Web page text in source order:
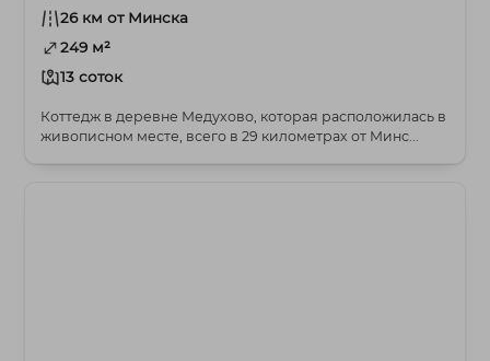
26 км от Минска
249 м²
13 соток
Коттедж в деревне Медухово, которая расположилась в
живописном месте, всего в 29 километрах от Минс...